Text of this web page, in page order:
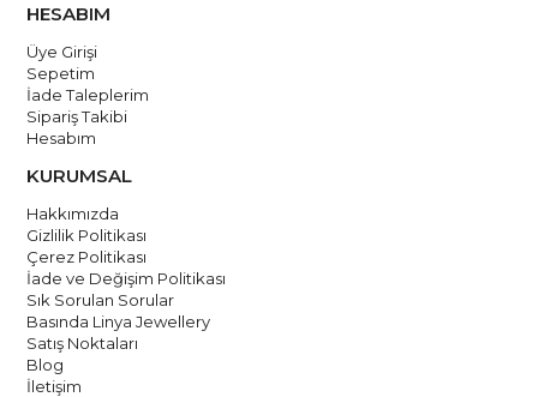
HESABIM
Üye Girişi
Sepetim
İade Taleplerim
Sipariş Takibi
Hesabım
KURUMSAL
Hakkımızda
Gizlilik Politikası
Çerez Politikası
İade ve Değişim Politikası
Sık Sorulan Sorular
Basında Linya Jewellery
Satış Noktaları
Blog
İletişim